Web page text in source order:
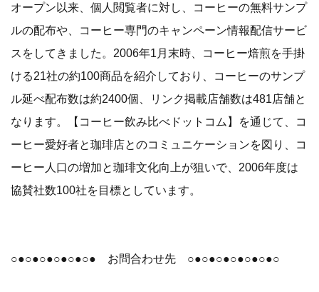
オープン以来、個人閲覧者に対し、コーヒーの無料サンプ
ルの配布や、コーヒー専門のキャンペーン情報配信サービ
スをしてきました。2006年1月末時、コーヒー焙煎を手掛
ける21社の約100商品を紹介しており、コーヒーのサンプ
ル延べ配布数は約2400個、リンク掲載店舗数は481店舗と
なります。【コーヒー飲み比べドットコム】を通じて、コ
ーヒー愛好者と珈琲店とのコミュニケーションを図り、コ
ーヒー人口の増加と珈琲文化向上が狙いで、2006年度は
協賛社数100社を目標としています。
○●○●○●○●○●○● お問合わせ先 ○●○●○●○●○●○●○